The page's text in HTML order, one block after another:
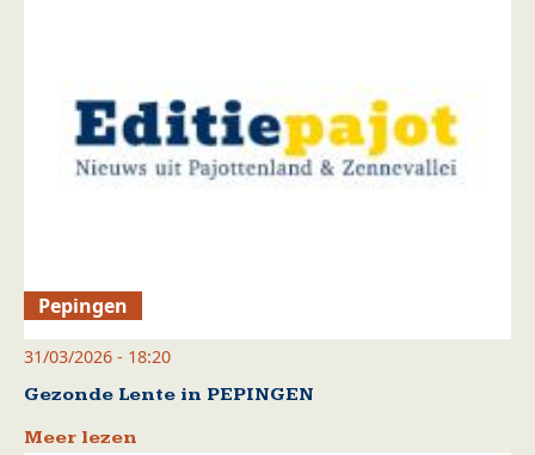
Pepingen
31/03/2026 - 18:20
Gezonde Lente in PEPINGEN
Meer lezen